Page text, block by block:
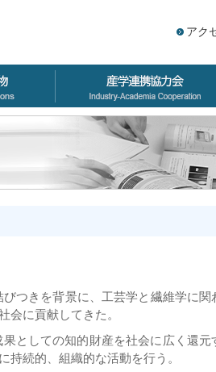
アク
つきを背景に、工芸学と繊維学に関
会に貢献してきた。
としての知的財産を社会に広く還元
続的、組織的な活動を行う。